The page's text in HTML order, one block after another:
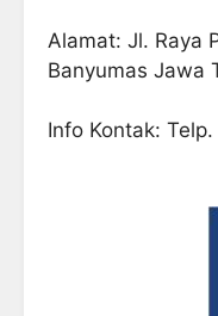
Alamat: Jl. Raya
Banyumas Jawa
Info Kontak: